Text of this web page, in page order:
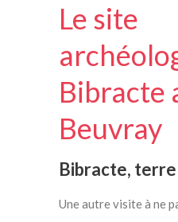
Le site
Bibracte
Beuvray
Bibracte,
Une autre visite à ne